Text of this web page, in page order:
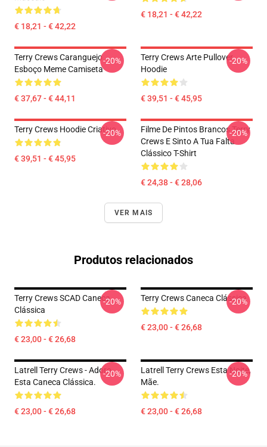
€ 18,21 - € 42,22
€ 18,21 - € 42,22
Terry Crews Caranguejo
Esboço Meme Camiseta
€ 37,67 - € 44,11
-20%
Terry Crews Arte Pullover
Hoodie
€ 39,51 - € 45,95
-20%
Terry Crews Hoodie Criativo
€ 39,51 - € 45,95
-20%
Filme De Pintos Brancos Terry
Crews E Sinto A Tua Falta
Clássico T-Shirt
€ 24,38 - € 28,06
-20%
VER MAIS
Produtos relacionados
Terry Crews SCAD Caneca
Clássica
€ 23,00 - € 26,68
-20% Terry Crews Caneca Clássica
€ 23,00 - € 26,68
-20%
Latrell Terry Crews - Adoro
Esta Caneca Clássica.
€ 23,00 - € 26,68
-20%
Latrell Terry Crews Esta Noite,
Mãe.
€ 23,00 - € 26,68
-20%